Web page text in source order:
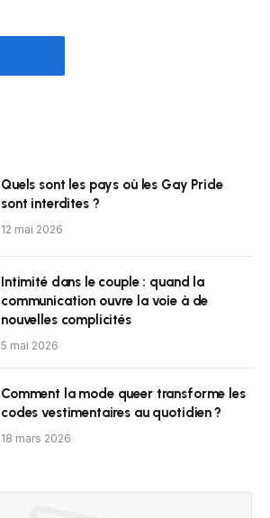
Quels sont les pays où les Gay Pride
sont interdites ?
12 mai 2026
Intimité dans le couple : quand la
communication ouvre la voie à de
nouvelles complicités
5 mai 2026
Comment la mode queer transforme les
codes vestimentaires au quotidien ?
18 mars 2026